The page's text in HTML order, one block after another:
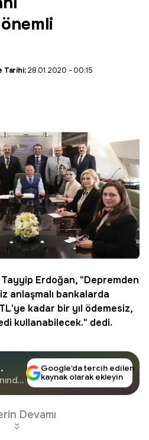
Tarihi:28.01.2020 - 00:15
Erdoğan, "Depremden
anlaşmalı bankalarda
kadar bir yıl ödemesiz,
kullanabilecek." dedi.
Google’da tercih edilen
kaynak olarak ekleyin
Devamı